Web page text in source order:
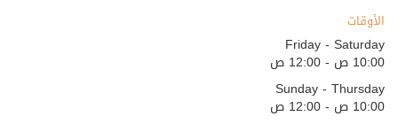
الأوقات
Friday - Saturday
10:00 ص - 12:00 ص
Sunday - Thursday
10:00 ص - 12:00 ص